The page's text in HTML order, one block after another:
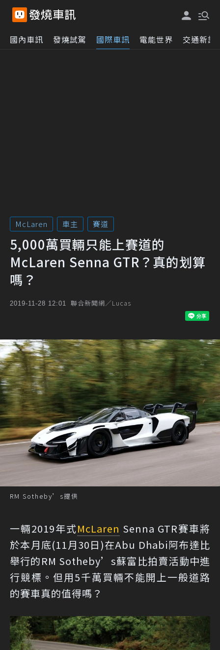
國內車訊 發燒試駕 國際車訊 電能世界 交通新訊
McLaren 車主 賽道
5,000萬買輛只能上賽道的
McLaren Senna GTR？真的划算
嗎？
2019-11-28 12:01 聯合新聞網／Lucas
RM Sotheby’s提供
一輛2019年式McLaren Senna GTR賽車將
於本月底(11月30日)在Abu Dhabi阿布達比
舉行的RM Sotheby’s蘇富比拍賣活動中進
行競標。但用5千萬買輛不能開上一般道路
的賽車真的值得嗎？